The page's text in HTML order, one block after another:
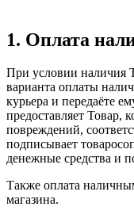
1. Оплата
При условии наличия
варианта оплаты
курьера и передаёте
предоставляет Товар,
повреждений,
подписывает
денежные средства и
Также оплата
магазина.